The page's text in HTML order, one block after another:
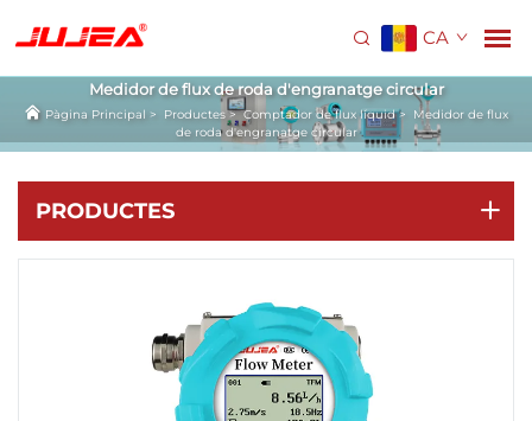
CA
Medidor de flux de roda d'engranatge circular
Pàgina Principal > Productes>Comptador de flux líquid> Medidor de flux
de roda d'engranatge circular
PRODUCTES